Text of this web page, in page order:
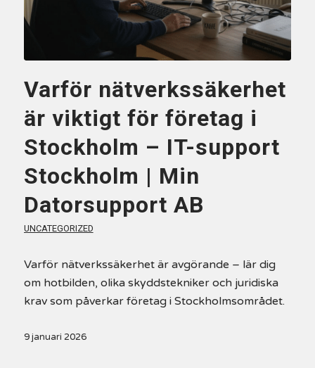
Varför nätverkssäkerhet
är viktigt för företag i
Stockholm – IT-support
Stockholm | Min
Datorsupport AB
UNCATEGORIZED
Varför nätverkssäkerhet är avgörande – lär dig
om hotbilden, olika skyddstekniker och juridiska
krav som påverkar företag i Stockholmsområdet.
9 januari 2026